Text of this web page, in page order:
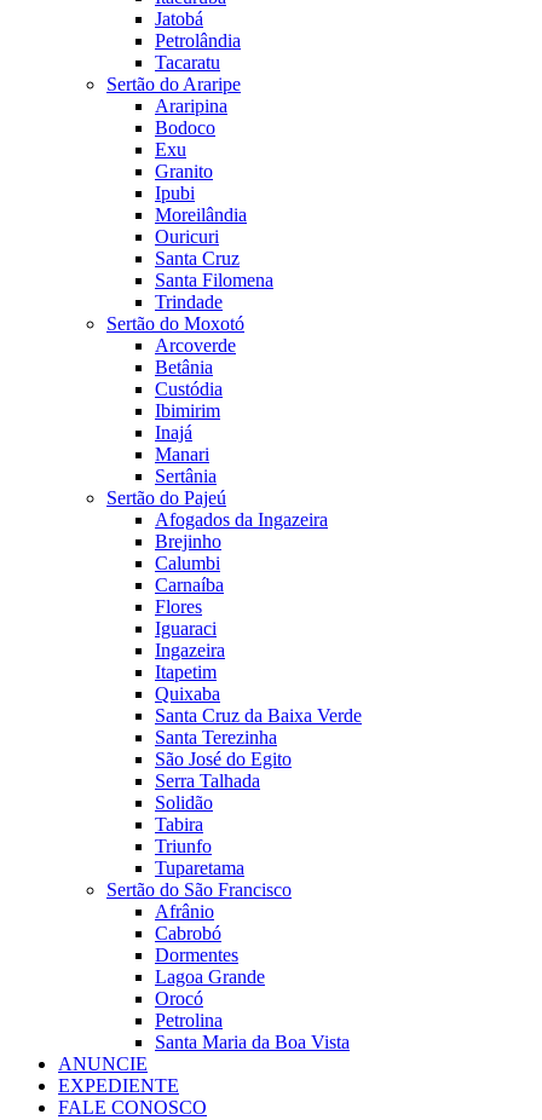
Jatobá
Petrolândia
Tacaratu
Sertão do Araripe
Araripina
Bodoco
Exu
Granito
Ipubi
Moreilândia
Ouricuri
Santa Cruz
Santa Filomena
Trindade
Sertão do Moxotó
Arcoverde
Betânia
Custódia
Ibimirim
Inajá
Manari
Sertânia
Sertão do Pajeú
Afogados da Ingazeira
Brejinho
Calumbi
Carnaíba
Flores
Iguaraci
Ingazeira
Itapetim
Quixaba
Santa Cruz da Baixa Verde
Santa Terezinha
São José do Egito
Serra Talhada
Solidão
Tabira
Triunfo
Tuparetama
Sertão do São Francisco
Afrânio
Cabrobó
Dormentes
Lagoa Grande
Orocó
Petrolina
Santa Maria da Boa Vista
ANUNCIE
EXPEDIENTE
FALE CONOSCO